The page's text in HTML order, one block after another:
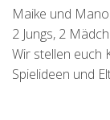
Maike und
2 Jungs, 2
Wir stellen euch
Spielideen und